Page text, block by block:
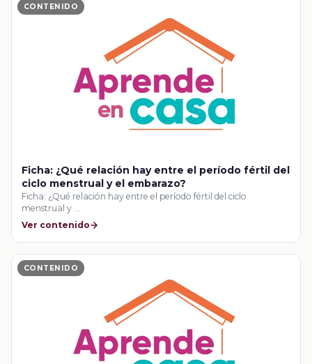
CONTENIDO
Ficha: ¿Qué relación hay entre el período fértil del
ciclo menstrual y el embarazo?
Ficha: ¿Qué relación hay entre el período fértil del ciclo
menstrual y …
Ver contenido
CONTENIDO